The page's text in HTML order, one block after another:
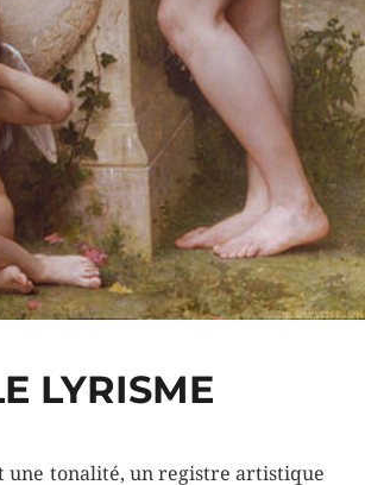
LYRISME
une tonalité, un registre artistique